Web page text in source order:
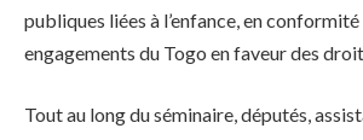
publiques liées à l’enfance, en conformité
engagements du Togo en faveur des
Tout au long du séminaire, députés,